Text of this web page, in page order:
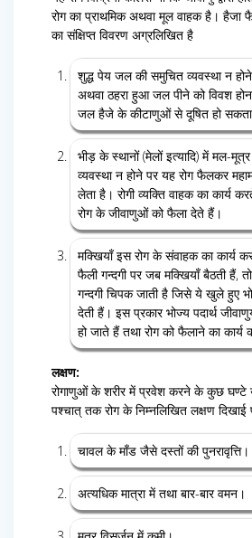
रोग का प्राथमिक अथवा मूल वाहक है। हैजा
का संक्षिप्त विवरण अग्रलिखित है
शुद्ध पेय जल की समुचित व्यवस्था न होने
अथवा ठहरा हुआ जल पीने को विवश
जल हैजे के कीटाणुओं से दूषित हो
भीड़ के स्थानों (मेलों इत्यादि) में मल-
व्यवस्था न होने पर यह रोग फैलकर
लेता है। रोगी व्यक्ति वाहक का कार्य
रोग के जीवाणुओं को फैला देते हैं।
मक्खियाँ इस रोग के संवाहक का कार्य
फैली गन्दगी पर जब मक्खियाँ बैठती हैं,
गन्दगी चिपक जाती है जिसे ये खुले हुए
देती हैं। इस प्रकार भोज्य पदार्थ
हो जाते हैं तथा रोग को फैलाने का कार्य
लक्षण:
रोगाणुओं के शरीर में प्रवेश करने के कुछ घण्टे
पश्चात् तक रोग के निम्नलिखित लक्षण
चावल के माँड जैसे दस्तों की पुनरावृत्ति।
अत्यधिक मात्रा में तथा बार-बार वमन।